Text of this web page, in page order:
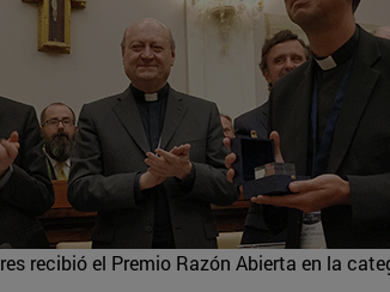
recibió el Premio Razón Abierta en la